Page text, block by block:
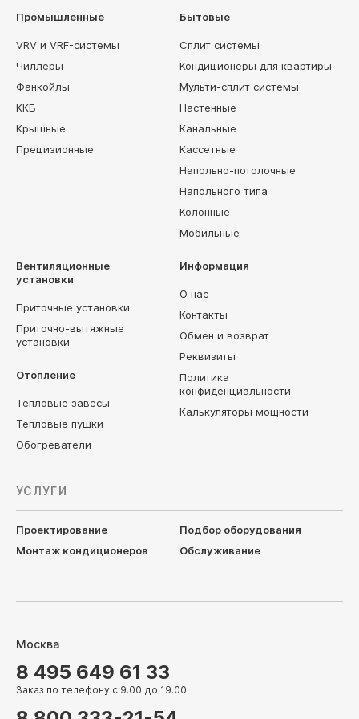
Промышленные
VRV и VRF-системы
Чиллеры
Фанкойлы
ККБ
Крышные
Прецизионные
Бытовые
Сплит системы
Кондиционеры для квартиры
Мульти-сплит системы
Настенные
Канальные
Кассетные
Напольно-потолочные
Напольного типа
Колонные
Мобильные
Вентиляционные
установки
Приточные установки
Приточно-вытяжные
установки
Отопление
Тепловые завесы
Тепловые пушки
Обогреватели
Информация
О нас
Контакты
Обмен и возврат
Реквизиты
Политика
конфиденциальности
Калькуляторы мощности
УСЛУГИ
Проектирование
Подбор оборудования
Монтаж кондиционеров
Обслуживание
Москва
8 495 649 61 33
Заказ по телефону с 9.00 до 19.00